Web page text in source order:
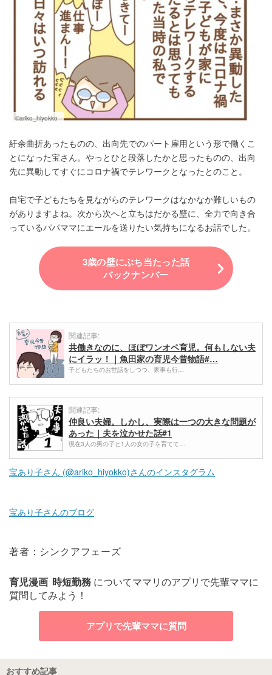
©ariko_hiyokko
紆余曲折あったものの、出向先でのパート雇用という形で働くこ
とになった宝さん。やっとひと段落したかと思ったものの、出向
先に異動してすぐにコロナ禍でテレワークとなったとのこと。
自宅で子どもたちを見ながらのテレワークはなかなか難しいもの
がありますよね。次から次へと立ちはだかる壁に、全力で向き合
っているパパママにエールを送りたい気持ちになるお話でした。
3歳の壁にぶち当たった話
バックナンバー
関連記事:
共働きなのに、ほぼワンオペ育児。何もしない夫
にイラッ！｜魚田家の育児今昔物語#…
子どもたちのお世話をしつつ、家事も行…
関連記事:
仲良い夫婦。しかし、実際は一つの大きな問題が
あった｜夫を泣かせた話#1
現在3人の男の子と1人の女の子を育てて…
宝あり子さん (@ariko_hiyokko)さんのインスタグラム
宝あり子さんのブログ
著者：シンクアフェーズ
育児漫画 時短勤務 についてママリのアプリで先輩ママに
質問してみよう！
アプリで先輩ママに質問
おすすめ記事